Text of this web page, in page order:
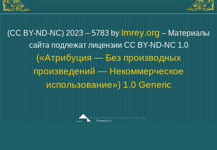
(CC BY-ND-NC) 2023 – 5783 by Imrey.org – Материалы
сайта подлежат лицензии CC BY-ND-NC 1.0
(«Атрибуция — Без производных
произведений — Некоммерческое
использование») 1.0 Generic